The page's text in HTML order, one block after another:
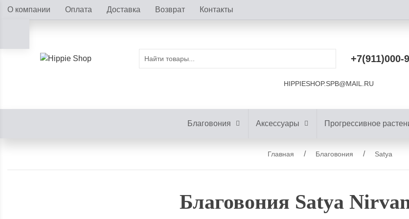
О компании Оплата Доставка Возврат Контакты
+7(911)000-
HIPPIESHOP.SPB@MAIL.RU
Благовония Аксессуары Прогрессивное
Главная Благовония Satya
Благовония Satya